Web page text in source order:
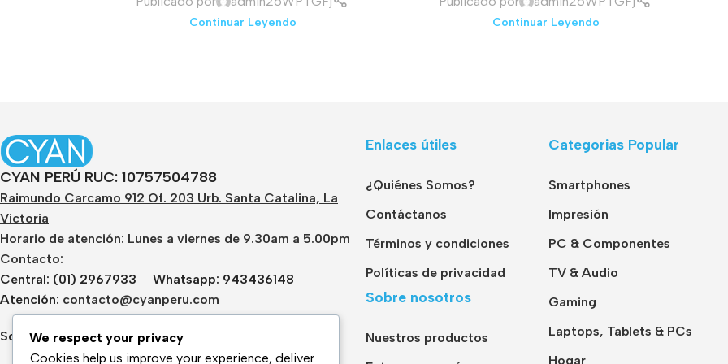
Continuar Leyendo Continuar Leyendo
CYAN PERÚ RUC: 10757504788
Raimundo Carcamo 912 Of. 203 Urb. Santa Catalina, La
Victoria
Horario de atención: Lunes a viernes de 9.30am a 5.00pm
Contacto:
Central: (01) 2967933 Whatsapp: 943436148
Atención: contacto@cyanperu.com
Soporte:soporte@cyanperu.com
Enlaces útiles
¿Quiénes Somos?
Contáctanos
Términos y condiciones
Políticas de privacidad
Sobre nosotros
Nuestros productos
Categorias Popular
Smartphones
Impresión
PC & Componentes
TV & Audio
Gaming
Laptops, Tablets & PCs
Hogar
We respect your privacy
Cookies help us improve your experience, deliver